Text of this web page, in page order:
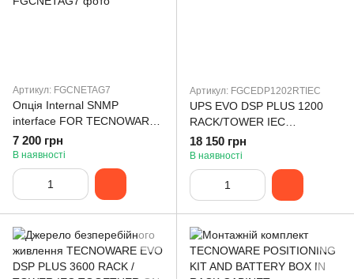
Артикул: FGCNETAG7
Опція Internal SNMP
interface FOR TECNOWARE
UPS EVO DSP MM, EVO DSP
PLUS MM-TM-TT, EVO DSP
PLUS RT (FGCNETAG7)
7 200 грн
В наявності
Артикул: FGCEDP1202RTIEC
UPS EVO DSP PLUS 1200
RACK/TOWER IEC
TOGETHER ON
18 150 грн
В наявності